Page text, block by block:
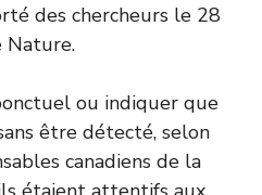
des chercheurs le 28
Nature.
ou indiquer que
être détecté, selon
canadiens de la